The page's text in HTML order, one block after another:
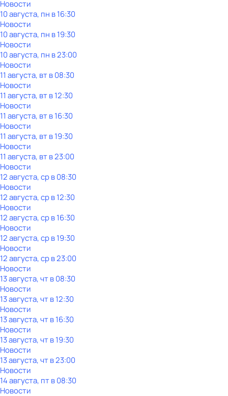
Новости
10 августа, пн в 16:30
Новости
10 августа, пн в 19:30
Новости
10 августа, пн в 23:00
Новости
11 августа, вт в 08:30
Новости
11 августа, вт в 12:30
Новости
11 августа, вт в 16:30
Новости
11 августа, вт в 19:30
Новости
11 августа, вт в 23:00
Новости
12 августа, ср в 08:30
Новости
12 августа, ср в 12:30
Новости
12 августа, ср в 16:30
Новости
12 августа, ср в 19:30
Новости
12 августа, ср в 23:00
Новости
13 августа, чт в 08:30
Новости
13 августа, чт в 12:30
Новости
13 августа, чт в 16:30
Новости
13 августа, чт в 19:30
Новости
13 августа, чт в 23:00
Новости
14 августа, пт в 08:30
Новости